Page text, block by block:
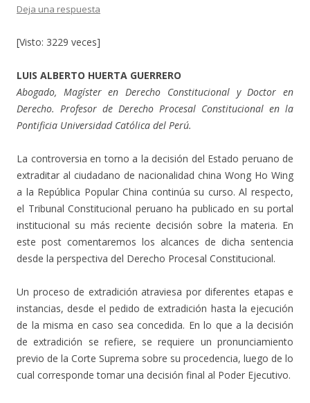
Deja una respuesta
[Visto: 3229 veces]
LUIS ALBERTO HUERTA GUERRERO
Abogado, Magíster en Derecho Constitucional y Doctor en
Derecho. Profesor de Derecho Procesal Constitucional en la
Pontificia Universidad Católica del Perú.
La controversia en torno a la decisión del Estado peruano de
extraditar al ciudadano de nacionalidad china Wong Ho Wing
a la República Popular China continúa su curso. Al respecto,
el Tribunal Constitucional peruano ha publicado en su portal
institucional su más reciente decisión sobre la materia. En
este post comentaremos los alcances de dicha sentencia
desde la perspectiva del Derecho Procesal Constitucional.
Un proceso de extradición atraviesa por diferentes etapas e
instancias, desde el pedido de extradición hasta la ejecución
de la misma en caso sea concedida. En lo que a la decisión
de extradición se refiere, se requiere un pronunciamiento
previo de la Corte Suprema sobre su procedencia, luego de lo
cual corresponde tomar una decisión final al Poder Ejecutivo.